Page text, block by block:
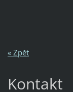
« Zpět
Kontakt